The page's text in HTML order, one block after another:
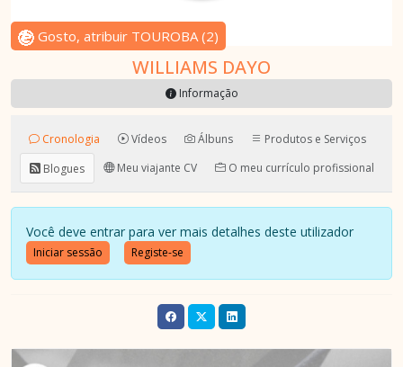
Gosto, atribuir TOUROBA(2)
WILLIAMS DAYO
Informação
Cronologia Vídeos Álbuns
Produtos e Serviços
Blogues
Meu viajante CV O meu currículo profissional
Você deve entrar para ver mais detalhes deste utilizador
Iniciar sessão Registe-se